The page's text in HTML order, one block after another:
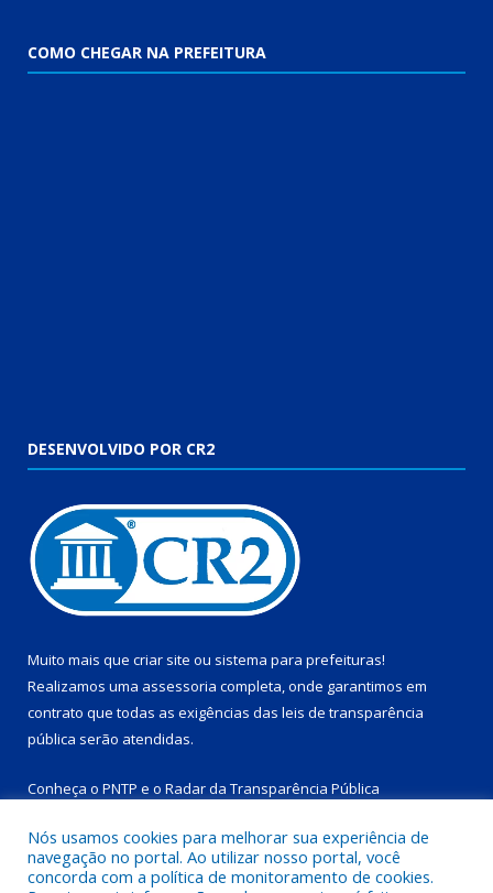
COMO CHEGAR NA PREFEITURA
DESENVOLVIDO POR CR2
Muito mais que criar site ou sistema para prefeituras!
Realizamos uma assessoria completa, onde garantimos em
contrato que todas as exigências das leis de transparência
pública serão atendidas.
Conheça o PNTP e o Radar da Transparência Pública
Nós usamos cookies para melhorar sua experiência de
navegação no portal. Ao utilizar nosso portal, você
concorda com a política de monitoramento de cookies.